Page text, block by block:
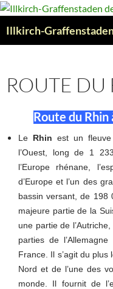
Aller
contenu
Illkirch-
ROUTE DU
Route du
Le Rhin est un fleuve
l’Ouest, long de 1
l’Europe rhénane,
d’Europe et l’un des
bassin versant, de 198
majeure partie de la
une partie de
parties de
France. Il s’agit du
Nord et de l’une des
monde. Il fournit de